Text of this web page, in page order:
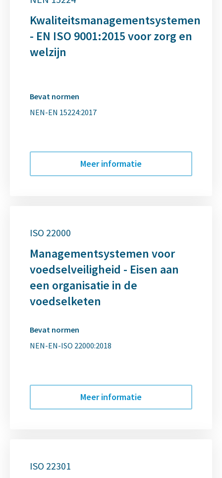
Kwaliteitsmanagementsystemen
- EN ISO 9001:2015 voor zorg en
welzijn
Bevat normen
NEN-EN 15224:2017
Meer informatie
ISO 22000
Managementsystemen voor
voedselveiligheid - Eisen aan
een organisatie in de
voedselketen
Bevat normen
NEN-EN-ISO 22000:2018
Meer informatie
ISO 22301